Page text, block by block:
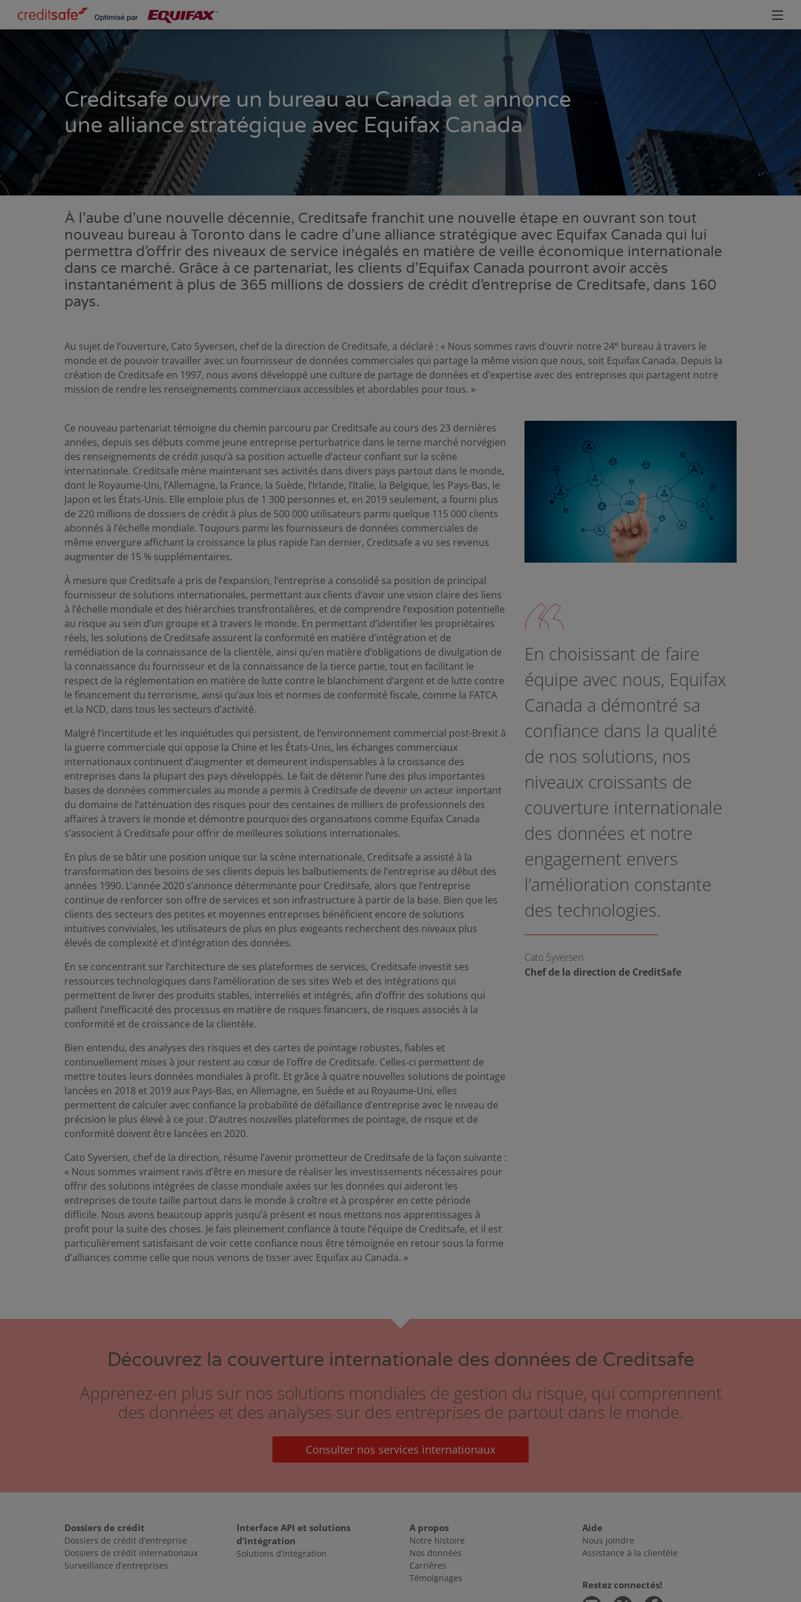
Creditsafe ouvre un bureau au Canada et annonce
une alliance stratégique avec Equifax Canada
À l’aube d’une nouvelle décennie, Creditsafe franchit une nouvelle étape en ouvrant son tout
nouveau bureau à Toronto dans le cadre d’une alliance stratégique avec Equifax Canada qui lui
permettra d’offrir des niveaux de service inégalés en matière de veille économique internationale
dans ce marché. Grâce à ce partenariat, les clients d’Equifax Canada pourront avoir accès
instantanément à plus de 365 millions de dossiers de crédit d’entreprise de Creditsafe, dans 160
pays.
Au sujet de l’ouverture, Cato Syversen, chef de la direction de Creditsafe, a déclaré : « Nous sommes ravis d’ouvrir notre 24e bureau à travers le
monde et de pouvoir travailler avec un fournisseur de données commerciales qui partage la même vision que nous, soit Equifax Canada. Depuis la
création de Creditsafe en 1997, nous avons développé une culture de partage de données et d’expertise avec des entreprises qui partagent notre
mission de rendre les renseignements commerciaux accessibles et abordables pour tous. »
Ce nouveau partenariat témoigne du chemin parcouru par Creditsafe au cours des 23 dernières
années, depuis ses débuts comme jeune entreprise perturbatrice dans le terne marché norvégien
des renseignements de crédit jusqu’à sa position actuelle d’acteur confiant sur la scène
internationale. Creditsafe mène maintenant ses activités dans divers pays partout dans le monde,
dont le Royaume-Uni, l’Allemagne, la France, la Suède, l’Irlande, l’Italie, la Belgique, les Pays-Bas, le
Japon et les États-Unis. Elle emploie plus de 1 300 personnes et, en 2019 seulement, a fourni plus
de 220 millions de dossiers de crédit à plus de 500 000 utilisateurs parmi quelque 115 000 clients
abonnés à l’échelle mondiale. Toujours parmi les fournisseurs de données commerciales de
même envergure affichant la croissance la plus rapide l’an dernier, Creditsafe a vu ses revenus
augmenter de 15 % supplémentaires.
À mesure que Creditsafe a pris de l’expansion, l’entreprise a consolidé sa position de principal
fournisseur de solutions internationales, permettant aux clients d’avoir une vision claire des liens
à l’échelle mondiale et des hiérarchies transfrontalières, et de comprendre l’exposition potentielle
au risque au sein d’un groupe et à travers le monde. En permettant d’identifier les propriétaires
réels, les solutions de Creditsafe assurent la conformité en matière d’intégration et de
remédiation de la connaissance de la clientèle, ainsi qu’en matière d’obligations de divulgation de
la connaissance du fournisseur et de la connaissance de la tierce partie, tout en facilitant le
respect de la réglementation en matière de lutte contre le blanchiment d’argent et de lutte contre
le financement du terrorisme, ainsi qu’aux lois et normes de conformité fiscale, comme la FATCA
et la NCD, dans tous les secteurs d’activité.
Malgré l’incertitude et les inquiétudes qui persistent, de l’environnement commercial post-Brexit à
la guerre commerciale qui oppose la Chine et les États-Unis, les échanges commerciaux
internationaux continuent d’augmenter et demeurent indispensables à la croissance des
entreprises dans la plupart des pays développés. Le fait de détenir l’une des plus importantes
bases de données commerciales au monde a permis à Creditsafe de devenir un acteur important
du domaine de l’atténuation des risques pour des centaines de milliers de professionnels des
affaires à travers le monde et démontre pourquoi des organisations comme Equifax Canada
s’associent à Creditsafe pour offrir de meilleures solutions internationales.
En plus de se bâtir une position unique sur la scène internationale, Creditsafe a assisté à la
transformation des besoins de ses clients depuis les balbutiements de l’entreprise au début des
années 1990. L’année 2020 s’annonce déterminante pour Creditsafe, alors que l’entreprise
continue de renforcer son offre de services et son infrastructure à partir de la base. Bien que les
clients des secteurs des petites et moyennes entreprises bénéficient encore de solutions
intuitives conviviales, les utilisateurs de plus en plus exigeants recherchent des niveaux plus
élevés de complexité et d’intégration des données.
En se concentrant sur l’architecture de ses plateformes de services, Creditsafe investit ses
ressources technologiques dans l’amélioration de ses sites Web et des intégrations qui
permettent de livrer des produits stables, interreliés et intégrés, afin d’offrir des solutions qui
pallient l’inefficacité des processus en matière de risques financiers, de risques associés à la
conformité et de croissance de la clientèle.
Bien entendu, des analyses des risques et des cartes de pointage robustes, fiables et
continuellement mises à jour restent au cœur de l’offre de Creditsafe. Celles-ci permettent de
mettre toutes leurs données mondiales à profit. Et grâce à quatre nouvelles solutions de pointage
lancées en 2018 et 2019 aux Pays-Bas, en Allemagne, en Suède et au Royaume-Uni, elles
permettent de calculer avec confiance la probabilité de défaillance d’entreprise avec le niveau de
précision le plus élevé à ce jour. D’autres nouvelles plateformes de pointage, de risque et de
conformité doivent être lancées en 2020.
Cato Syversen, chef de la direction, résume l’avenir prometteur de Creditsafe de la façon suivante :
« Nous sommes vraiment ravis d’être en mesure de réaliser les investissements nécessaires pour
offrir des solutions intégrées de classe mondiale axées sur les données qui aideront les
entreprises de toute taille partout dans le monde à croître et à prospérer en cette période
difficile. Nous avons beaucoup appris jusqu’à présent et nous mettons nos apprentissages à
profit pour la suite des choses. Je fais pleinement confiance à toute l’équipe de Creditsafe, et il est
particulièrement satisfaisant de voir cette confiance nous être témoignée en retour sous la forme
d’alliances comme celle que nous venons de tisser avec Equifax au Canada. »
En choisissant de faire
équipe avec nous, Equifax
Canada a démontré sa
confiance dans la qualité
de nos solutions, nos
niveaux croissants de
couverture internationale
des données et notre
engagement envers
l’amélioration constante
des technologies.
Cato Syversen
Chef de la direction de CreditSafe
Découvrez la couverture internationale des données de Creditsafe
Apprenez-en plus sur nos solutions mondiales de gestion du risque, qui comprennent
des données et des analyses sur des entreprises de partout dans le monde.
Consulter nos services internationaux
Dossiers de crédit
Dossiers de crédit d’entreprise
Dossiers de crédit internationaux
Surveillance d’entreprises
Interface API et solutions
d’intégration
Solutions d’intégration
A propos
Notre histoire
Nos données
Carrières
Témoignages
Aide
Nous joindre
Assistance à la clientèle
Restez connectés!